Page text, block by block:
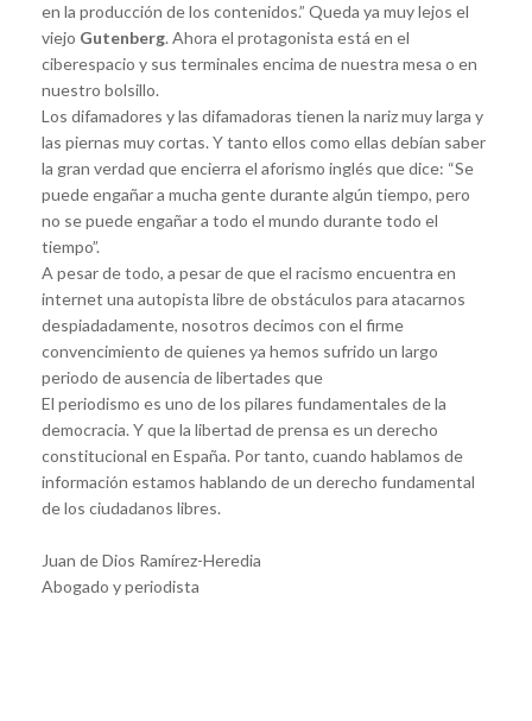
en la producción de los contenidos.” Queda ya muy lejos el
viejo Gutenberg. Ahora el protagonista está en el
ciberespacio y sus terminales encima de nuestra mesa o en
nuestro bolsillo.
Los difamadores y las difamadoras tienen la nariz muy larga y
las piernas muy cortas. Y tanto ellos como ellas debían saber
la gran verdad que encierra el aforismo inglés que dice: “Se
puede engañar a mucha gente durante algún tiempo, pero
no se puede engañar a todo el mundo durante todo el
tiempo”.
A pesar de todo, a pesar de que el racismo encuentra en
internet una autopista libre de obstáculos para atacarnos
despiadadamente, nosotros decimos con el firme
convencimiento de quienes ya hemos sufrido un largo
periodo de ausencia de libertades que
El periodismo es uno de los pilares fundamentales de la
democracia. Y que la libertad de prensa es un derecho
constitucional en España. Por tanto, cuando hablamos de
información estamos hablando de un derecho fundamental
de los ciudadanos libres.
Juan de Dios Ramírez-Heredia
Abogado y periodista